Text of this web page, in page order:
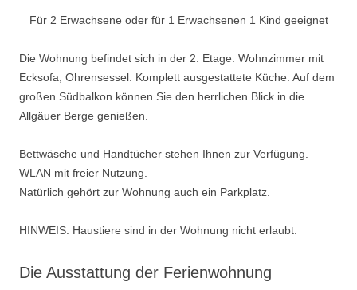
Für 2 Erwachsene oder für 1 Erwachsenen 1 Kind geeignet
Die Wohnung befindet sich in der 2. Etage. Wohnzimmer mit
Ecksofa, Ohrensessel. Komplett ausgestattete Küche. Auf dem
großen Südbalkon können Sie den herrlichen Blick in die
Allgäuer Berge genießen.
Bettwäsche und Handtücher stehen Ihnen zur Verfügung.
WLAN mit freier Nutzung.
Natürlich gehört zur Wohnung auch ein Parkplatz.
HINWEIS: Haustiere sind in der Wohnung nicht erlaubt.
Die Ausstattung der Ferienwohnung